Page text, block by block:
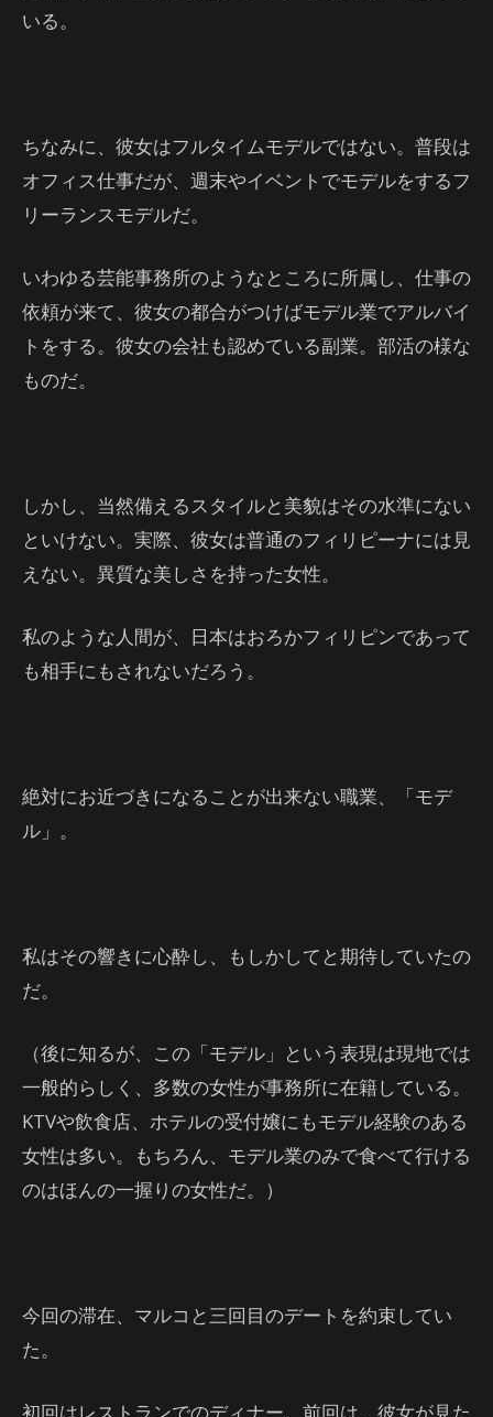
いる。
ちなみに、彼女はフルタイムモデルではない。普段は
オフィス仕事だが、週末やイベントでモデルをするフ
リーランスモデルだ。
いわゆる芸能事務所のようなところに所属し、仕事の
依頼が来て、彼女の都合がつけばモデル業でアルバイ
トをする。彼女の会社も認めている副業。部活の様な
ものだ。
しかし、当然備えるスタイルと美貌はその水準にない
といけない。実際、彼女は普通のフィリピーナには見
えない。異質な美しさを持った女性。
私のような人間が、日本はおろかフィリピンであって
も相手にもされないだろう。
絶対にお近づきになることが出来ない職業、「モデ
ル」。
私はその響きに心酔し、もしかしてと期待していたの
だ。
（後に知るが、この「モデル」という表現は現地では
一般的らしく、多数の女性が事務所に在籍している。
KTVや飲食店、ホテルの受付嬢にもモデル経験のある
女性は多い。もちろん、モデル業のみで食べて行ける
のはほんの一握りの女性だ。）
今回の滞在、マルコと三回目のデートを約束してい
た。